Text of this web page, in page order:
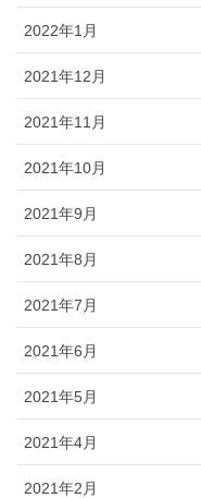
2022年1月
2021年12月
2021年11月
2021年10月
2021年9月
2021年8月
2021年7月
2021年6月
2021年5月
2021年4月
2021年2月